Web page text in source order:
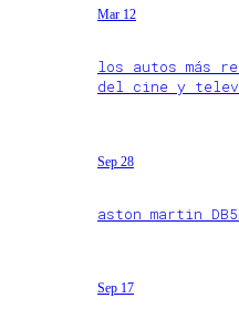
Mar 12
los autos más
del cine y
Sep 28
aston martin DB5:
Sep 17